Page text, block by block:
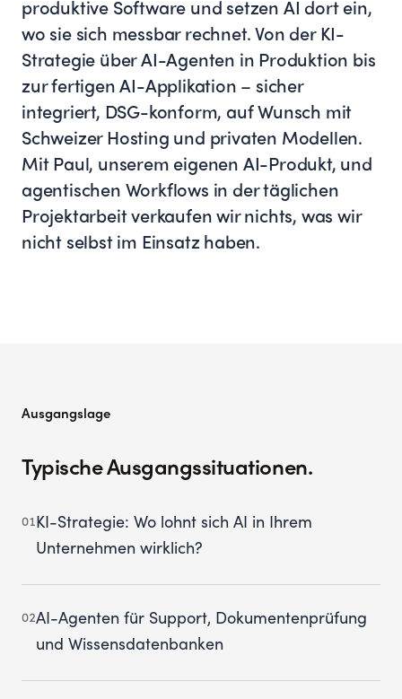
produktive Software und setzen AI dort ein,
wo sie sich messbar rechnet. Von der KI-
Strategie über AI-Agenten in Produktion bis
zur fertigen AI-Applikation – sicher
integriert, DSG-konform, auf Wunsch mit
Schweizer Hosting und privaten Modellen.
Mit Paul, unserem eigenen AI-Produkt, und
agentischen Workflows in der täglichen
Projektarbeit verkaufen wir nichts, was wir
nicht selbst im Einsatz haben.
Ausgangslage
Typische Ausgangssituationen.
01 KI-Strategie: Wo lohnt sich AI in Ihrem
Unternehmen wirklich?
02AI-Agenten für Support, Dokumentenprüfung
und Wissensdatenbanken